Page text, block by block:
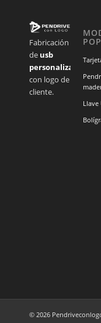
Fabricación
de usb
personalizados
con logo de
cliente.
Llave
© 2026